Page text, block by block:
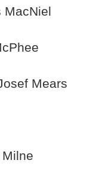
MacNiel
Mears